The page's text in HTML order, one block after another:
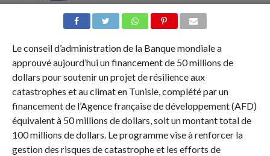
Le conseil d’administration de la Banque mondiale a
approuvé aujourd’hui un financement de 50 millions de
dollars pour soutenir un projet de résilience aux
catastrophes et au climat en Tunisie, complété par un
financement de l’Agence française de développement (AFD)
équivalent à 50 millions de dollars, soit un montant total de
100 millions de dollars. Le programme vise à renforcer la
gestion des risques de catastrophe et les efforts de